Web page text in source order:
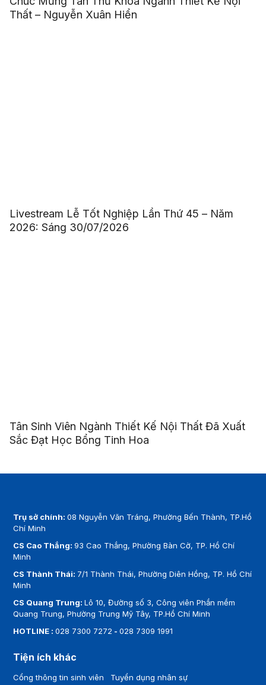
Thất – Nguyễn Xuân Hiển
Livestream Lễ Tốt Nghiệp Lần Thứ 45 – Năm
2026: Sáng 30/07/2026
Tân Sinh Viên Ngành Thiết Kế Nội Thất Đã Xuất
Sắc Đạt Học Bổng Tinh Hoa
Trụ sở chính:08 Nguyễn Văn Tráng, Phường Bến Thành, TP.Hồ
Chí Minh
CS Cao Thắng:93 Cao Thắng, Phường Bàn Cờ, TP. Hồ Chí
Minh
CS Thành Thái: 7/1 Thành Thái, Phường Diên Hồng, TP. Hồ Chí
Minh
CS Quang Trung:Lô 10, Đường số 3, Công viên Phần mềm
Quang Trung, Phường Trung Mỹ Tây, TP.Hồ Chí Minh
HOTLINE :028 7300 7272 -028 7309 1991
Tiện ích khác
Cổng thông tin sinh viên
Tuyển dụng nhân sự